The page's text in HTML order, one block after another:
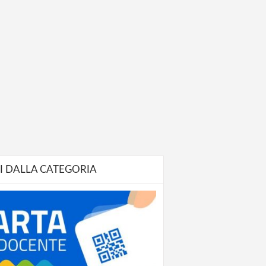
DALLA CATEGORIA